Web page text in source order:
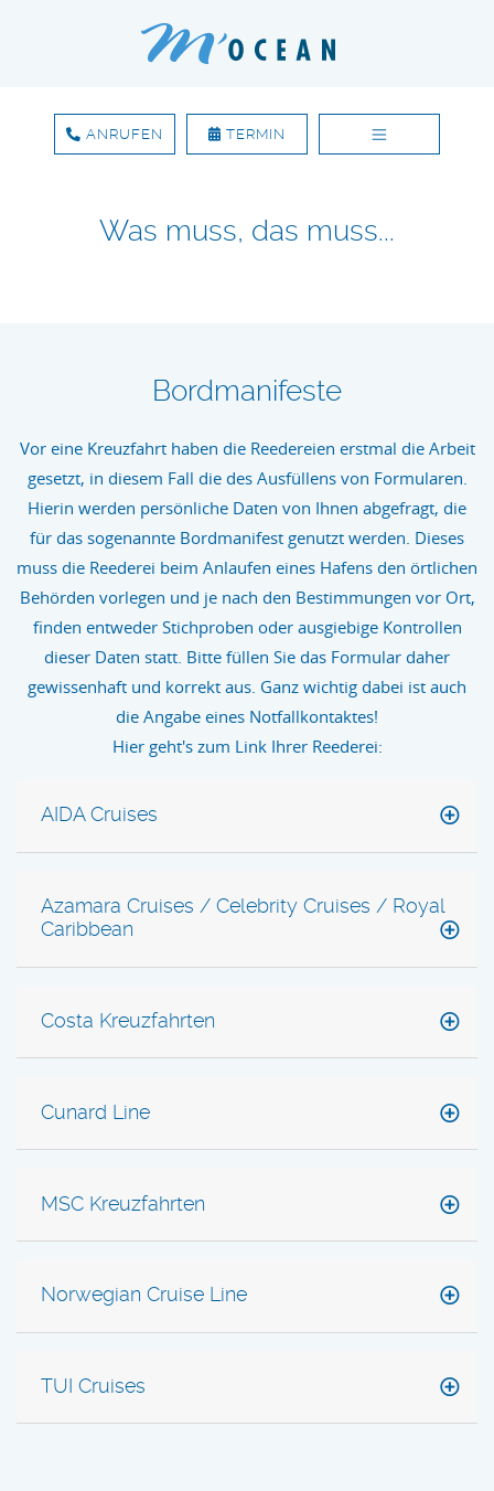
ANRUFEN TERMIN
Was muss, das muss...
Bordmanifeste
Vor eine Kreuzfahrt haben die Reedereien erstmal die Arbeit
gesetzt, in diesem Fall die des Ausfüllens von Formularen.
Hierin werden persönliche Daten von Ihnen abgefragt, die
für das sogenannte Bordmanifest genutzt werden. Dieses
muss die Reederei beim Anlaufen eines Hafens den örtlichen
Behörden vorlegen und je nach den Bestimmungen vor Ort,
finden entweder Stichproben oder ausgiebige Kontrollen
dieser Daten statt. Bitte füllen Sie das Formular daher
gewissenhaft und korrekt aus. Ganz wichtig dabei ist auch
die Angabe eines Notfallkontaktes!
Hier geht's zum Link Ihrer Reederei:
AIDA Cruises
Azamara Cruises / Celebrity Cruises / Royal
Caribbean
Costa Kreuzfahrten
Cunard Line
MSC Kreuzfahrten
Norwegian Cruise Line
TUI Cruises